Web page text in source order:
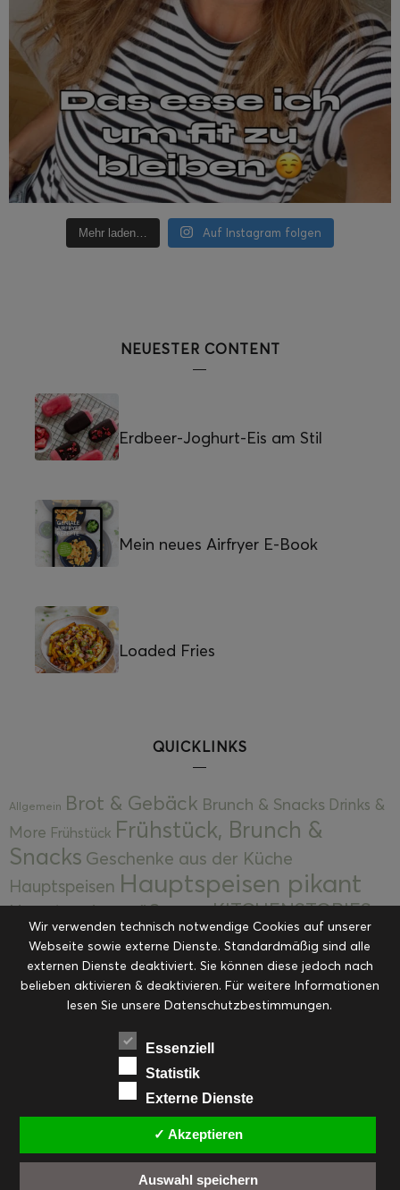
Mehr laden… Auf Instagram folgen
NEUESTER CONTENT
Erdbeer-Joghurt-Eis am Stil
Mein neues Airfryer E-Book
Loaded Fries
QUICKLINKS
Allgemein Brot & Gebäck Brunch & Snacks Drinks &
More Frühstück Frühstück, Brunch &
Snacks Geschenke aus der Küche
Hauptspeisen Hauptspeisen pikant
Hauptspeisen süßKekseKITCHENSTORIES
Kuchen, Torten & Desserts Kuchen und
Desserts Kulinarik Kulinarische Mitbringsel &
Eingemachtes Ohne Kategorie Ostern Resteküche
RezepteSaisonalSliderStartseite
Suppen, Salate & Vorspeisen
Vorspeisen, Salate & Suppen
Weihnachten Workshops & Events
Wir verwenden technisch notwendige Cookies auf unserer
Webseite sowie externe Dienste. Standardmäßig sind alle
externen Dienste deaktiviert. Sie können diese jedoch nach
belieben aktivieren & deaktivieren. Für weitere Informationen
lesen Sie unsere Datenschutzbestimmungen.
Essenziell
Statistik
Externe Dienste
✓ Akzeptieren
Auswahl speichern